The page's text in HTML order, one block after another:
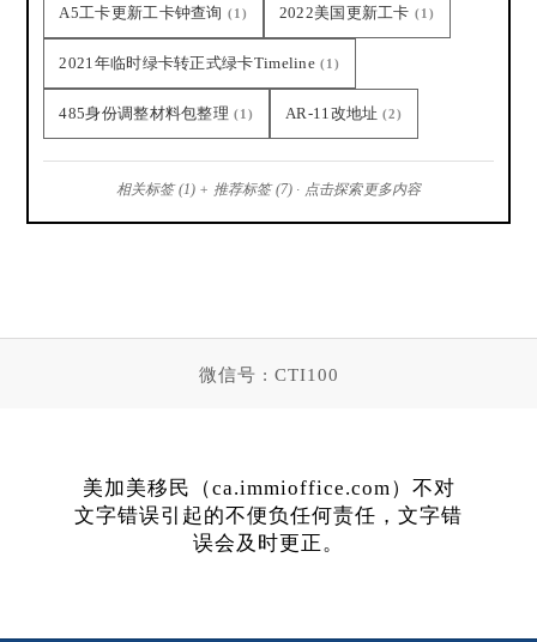
A5工卡更新工卡钟查询 (1) 2022美国更新工卡 (1)
2021年临时绿卡转正式绿卡Timeline (1)
485身份调整材料包整理 (1) AR-11改地址 (2)
相关标签 (1) + 推荐标签 (7) · 点击探索更多内容
微信号 : CTI100
美加美移民（ca.immioffice.com）不对
文字错误引起的不便负任何责任，文字错
误会及时更正。